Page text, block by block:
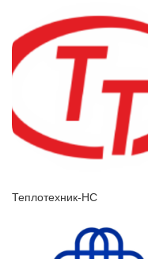
Теплотехник-НС